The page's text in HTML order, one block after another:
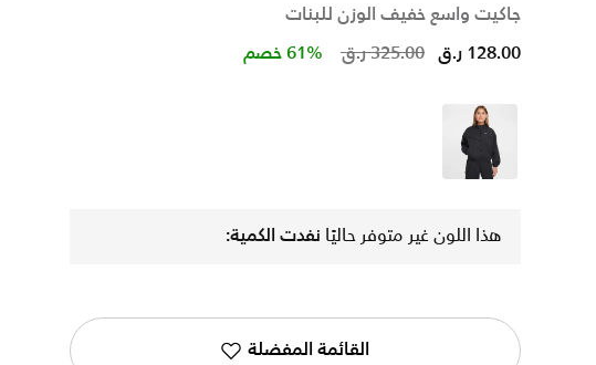
جاكيت واسع خفيف الوزن للبنات
Price reduced from
325.00 ر.ق to 128.00 ر.ق 61% خصم
أسود
هذا اللون غير متوفر حاليًا نفدت الكمية:
القائمة المفضلة